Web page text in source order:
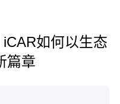
如何以生态
篇章